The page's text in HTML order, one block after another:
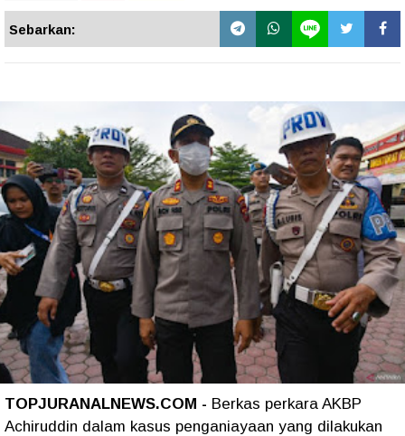
Sebarkan:
TOPJURANALNEWS.COM - Berkas perkara AKBP
Achiruddin dalam kasus penganiayaan yang dilakukan